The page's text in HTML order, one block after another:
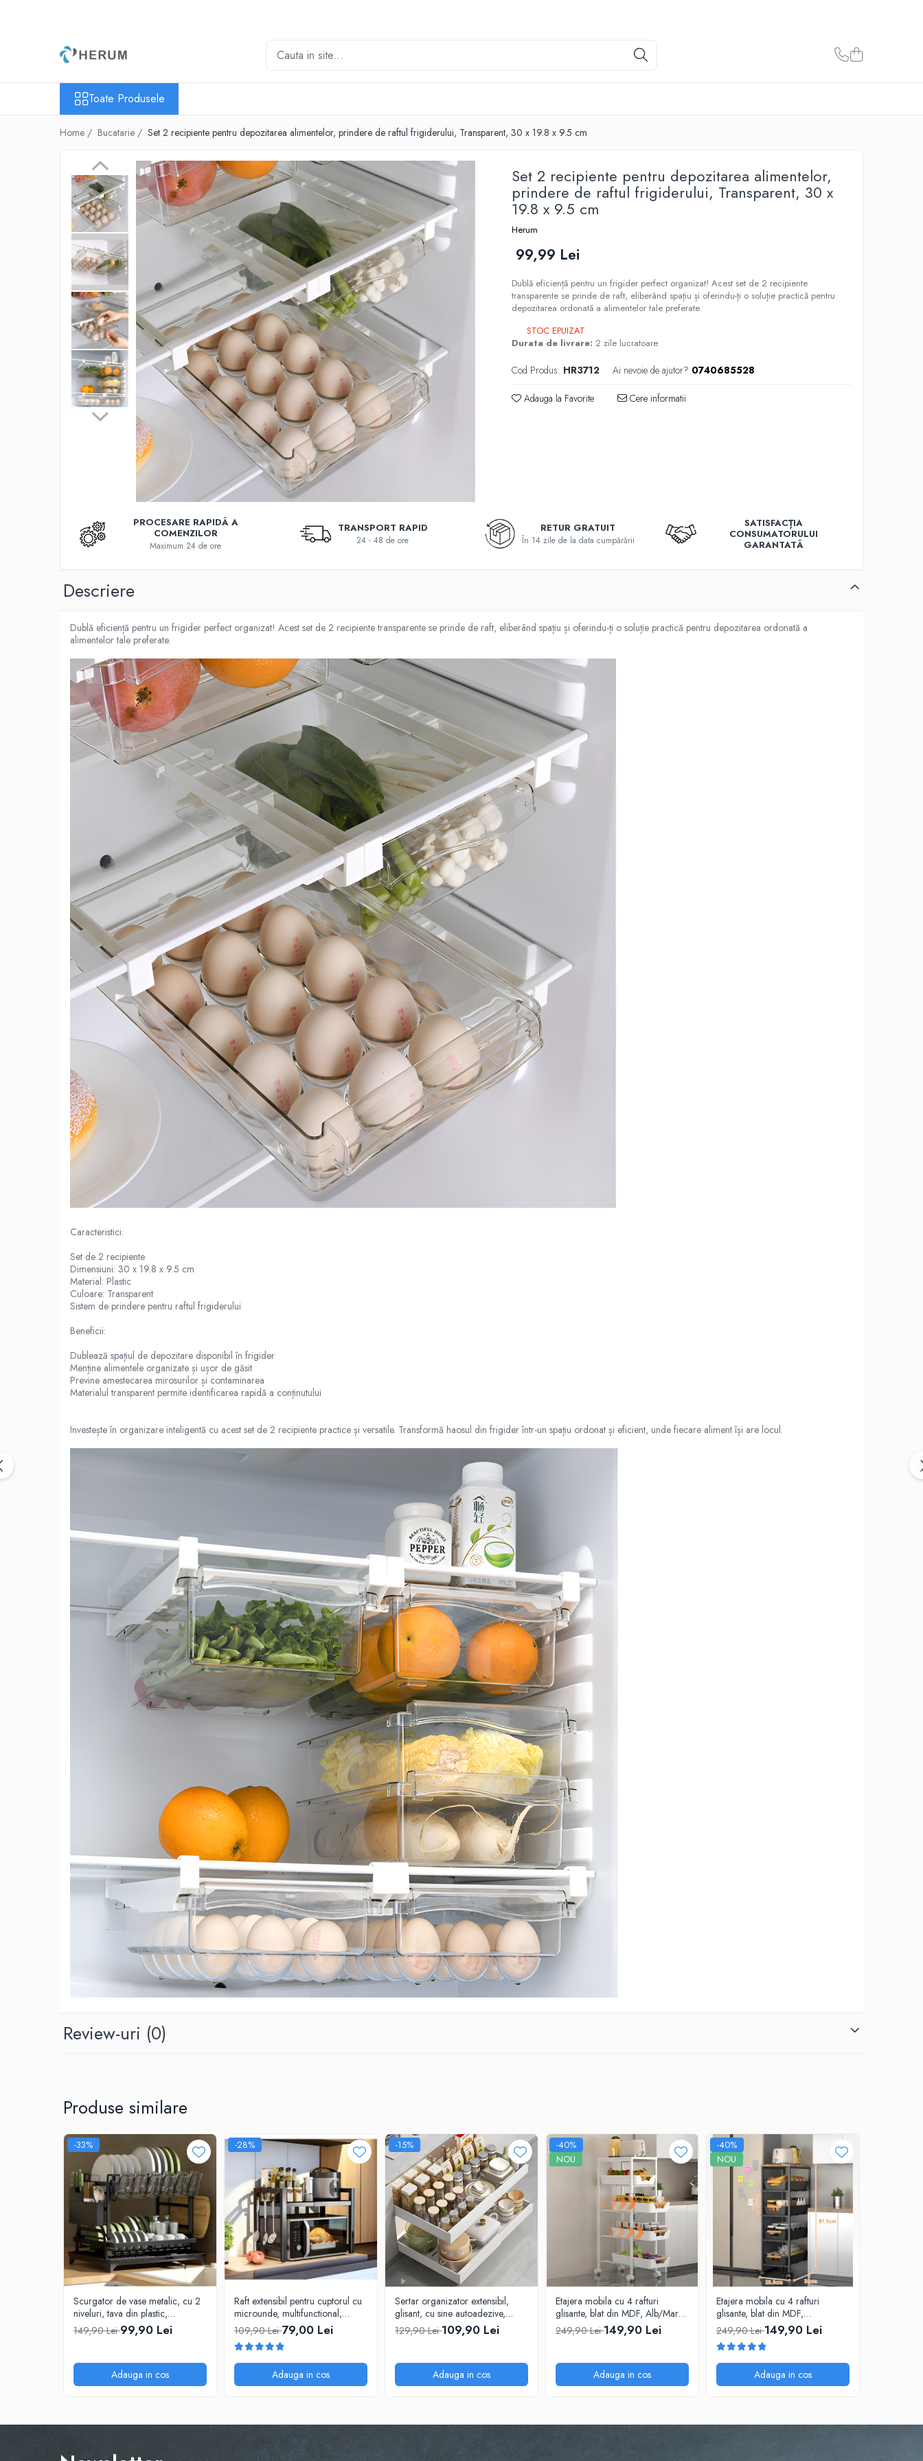
Toate Produsele
Depozitare si organizare
Toate Produsele
Home / Bucatarie / Set 2 recipiente pentru depozitarea alimentelor, prindere de raftul frigiderului, Transparent, 30 x 19.8 x 9.5 cm
Set 2 recipiente pentru depozitarea alimentelor,
prindere de raftul frigiderului, Transparent, 30 x
19.8 x 9.5 cm
Herum
99,99 Lei
Dublă eficiență pentru un frigider perfect organizat! Acest set de 2 recipiente
transparente se prinde de raft, eliberând spațiu și oferindu-ți o soluție practică pentru
depozitarea ordonată a alimentelor tale preferate.
STOC EPUIZAT
Durata de livrare: 2 zile lucratoare
Cod Produs: HR3712 Ai nevoie de ajutor? 0740685528
Adauga la Favorite Cere informatii
PROCESARE RAPIDĂ A
COMENZILOR
Maximum 24 de ore
TRANSPORT RAPID
24 - 48 de ore
RETUR GRATUIT
În 14 zile de la data cumpărării
SATISFACȚIA
CONSUMATORULUI
GARANTATĂ
Descriere
Dublă eficiență pentru un frigider perfect organizat! Acest set de 2 recipiente transparente se prinde de raft, eliberând spațiu și oferindu-ți o soluție practică pentru depozitarea ordonată a
alimentelor tale preferate.
Caracteristici:
Set de 2 recipiente
Dimensiuni: 30 x 19.8 x 9.5 cm
Material: Plastic
Culoare: Transparent
Sistem de prindere pentru raftul frigiderului
Beneficii:
Dublează spațiul de depozitare disponibil în frigider
Menține alimentele organizate și ușor de găsit
Previne amestecarea mirosurilor și contaminarea
Materialul transparent permite identificarea rapidă a conținutului
Investește în organizare inteligentă cu acest set de 2 recipiente practice și versatile. Transformă haosul din frigider într-un spațiu ordonat și eficient, unde fiecare aliment își are locul.
Review-uri (0)
Produse similare
-33%
Scurgator de vase metalic, cu 2
niveluri, tava din plastic,
accesorii, Negru, 42 x 30 x 30
cm
149,90 Lei99,90 Lei
Adauga in cos
-28%
Raft extensibil pentru cuptorul cu
microunde, multifunctional,
Negru, 40-64 x 36.5 x 45 cm
109,90 Lei79,00 Lei
Adauga in cos
-15%
Sertar organizator extensibil,
glisant, cu sine autoadezive,
Herum, Alb, 32-52 x 42 x 7 cm
129,90 Lei109,90 Lei
Adauga in cos
-40%
NOU
Etajera mobila cu 4 rafturi
glisante, blat din MDF, Alb/Maro,
23.5 x 38 x 81.5 cm
249,90 Lei149,90 Lei
Adauga in cos
-40%
NOU
Etajera mobila cu 4 rafturi
glisante, blat din MDF,
Negru/Maro, 23.5 x 38 x 81.5
cm
249,90 Lei149,90 Lei
Adauga in cos